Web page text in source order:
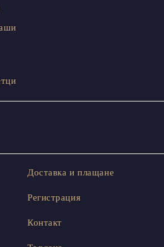
Доставка и плащане
Регистрация
Контакт